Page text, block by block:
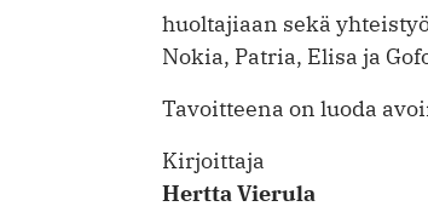
huoltajiaan sekä
Nokia, Patria, Elisa ja
Tavoitteena on luoda
Kirjoittaja
Hertta Vierula